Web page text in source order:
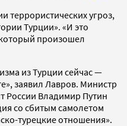
террористических угроз,
Турции». «И это
произошел
из Турции сейчас —
заявил Лавров. Министр
России Владимир Путин
со сбитым самолетом
турецкие отношения».